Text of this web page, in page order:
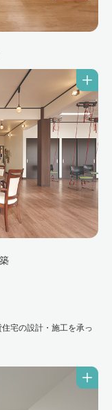
宅の設計・施工を承っ